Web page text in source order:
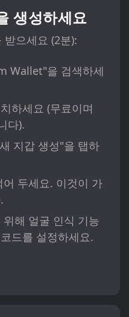
생성하세요
받으세요 (2분):
Wallet"을 검색하세
하세요 (무료이며
다).
지갑 생성"을 탭하
두세요. 이것이 가
해 얼굴 인식 기능
드를 설정하세요.